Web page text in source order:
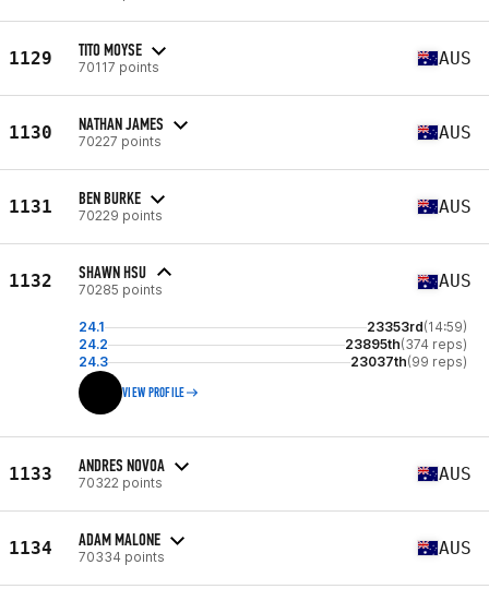
1129 TITO MOYSE
70117 points AUS
1130 NATHAN JAMES
70227 points AUS
1131 BEN BURKE
70229 points AUS
1132 SHAWN HSU
70285 points AUS
24.1 23353rd(14:59)
24.2
23895th(374 reps)
24.3
23037th(99 reps)
VIEW PROFILE
1133 ANDRES NOVOA
70322 points AUS
1134 ADAM MALONE
70334 points AUS